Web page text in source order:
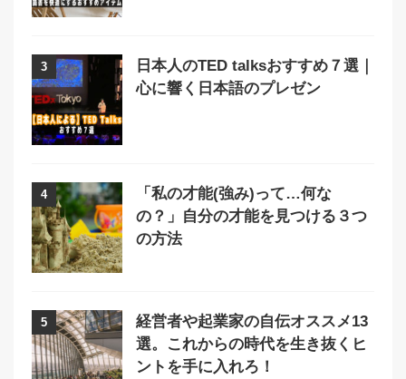
3
日本人のTED talksおすすめ７選｜
心に響く日本語のプレゼン
4
「私の才能(強み)って…何な
の？」自分の才能を見つける３つ
の方法
5
経営者や起業家の自伝オススメ13
選。これからの時代を生き抜くヒ
ントを手に入れろ！